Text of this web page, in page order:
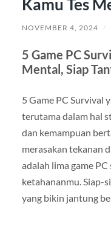
Kamu Tes
NOVEMBER 4, 2024 /
5 Game PC
Mental, Siap
5 Game PC Survival
terutama dalam hal
dan kemampuan
merasakan tekanan
adalah lima game
ketahananmu. Siap-
yang bikin jantung